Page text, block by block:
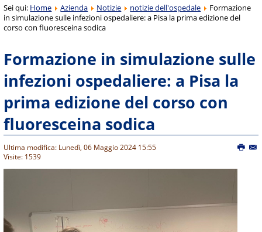
Sei qui: Home Azienda Notizie notizie dell'ospedale
Formazione
in simulazione sulle infezioni ospedaliere: a Pisa la prima edizione del
corso con fluoresceina sodica
Formazione in simulazione sulle
infezioni ospedaliere: a Pisa la
prima edizione del corso con
fluoresceina sodica
Ultima modifica: Lunedì, 06 Maggio 2024 15:55
Visite: 1539